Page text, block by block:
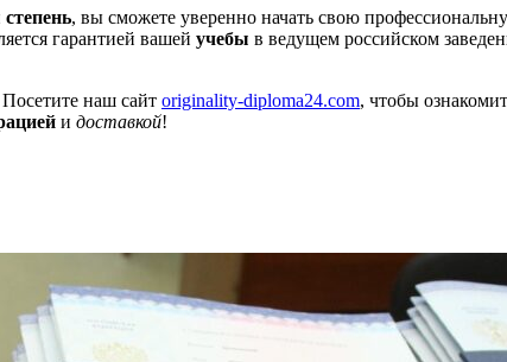
степень, вы сможете уверенно начать свою
гарантией вашей учебы в ведущем российском
наш сайт originality-diploma24.com, чтобы
и доставкой!